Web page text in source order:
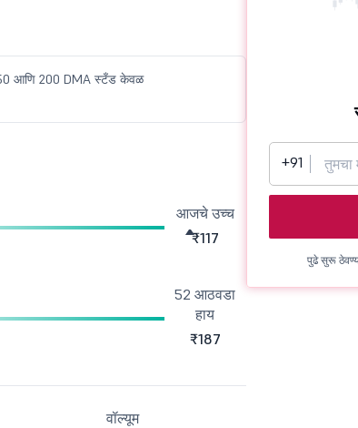
50 आणि 200 DMA स्टँड केवळ
आजचे उच्च
₹117
52 आठवडा
हाय
₹187
वॉल्यूम
+91
पुढे सुरू